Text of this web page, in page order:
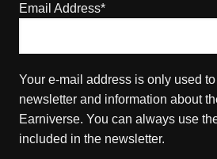
Email Address*
Your e-mail address is only used
newsletter and information about
Earniverse. You can always use
included in the newsletter.